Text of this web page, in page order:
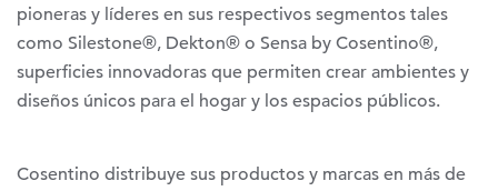
pioneras y líderes en sus respectivos segmentos tales
como Silestone®, Dekton® o Sensa by Cosentino®,
superficies innovadoras que permiten crear ambientes y
diseños únicos para el hogar y los espacios públicos.
Cosentino distribuye sus productos y marcas en más de